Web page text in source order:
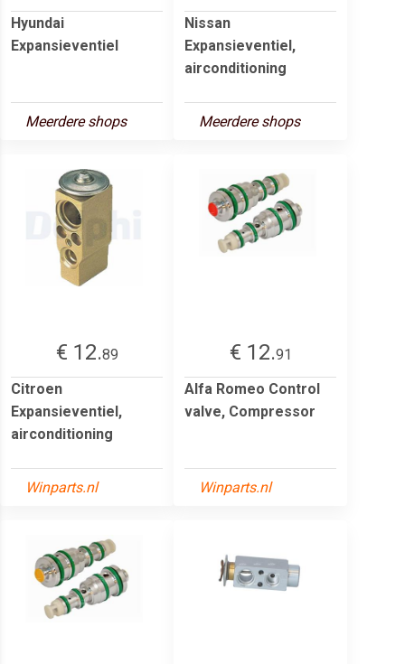
Hyundai
Expansieventiel
Meerdere shops
Nissan
Expansieventiel,
airconditioning
Meerdere shops
€ 12.89
Citroen
Expansieventiel,
airconditioning
Winparts.nl
€ 12.91
Alfa Romeo Control
valve, Compressor
Winparts.nl